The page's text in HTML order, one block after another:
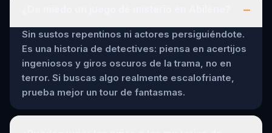
–
Sin sustos repentinos ni actores persiguiéndote.
Es una historia de detectives: piensa en acertijos
ingeniosos y giros oscuros de la trama, no en
terror. Si buscas algo realmente escalofriante,
prueba mejor un tour de fantasmas.